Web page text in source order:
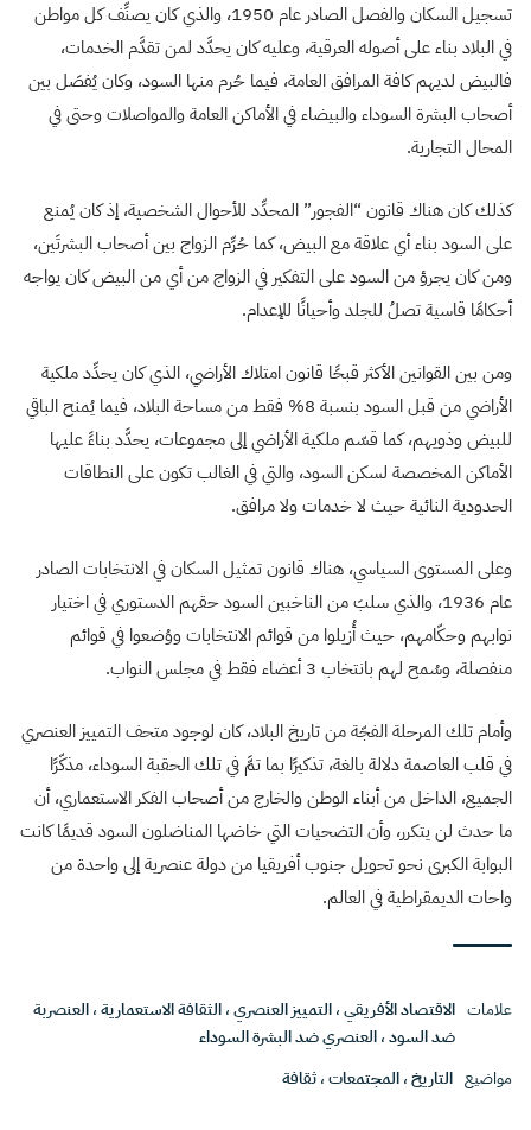
تسجيل السكان والفصل الصادر عام 1950، والذي كان يصنِّف كل مواطن
في البلاد بناء على أصوله العرقية، وعليه كان يحدَّد لمن تقدَّم الخدمات،
فالبيض لديهم كافة المرافق العامة، فيما حُرم منها السود، وكان يُفصَل بين
أصحاب البشرة السوداء والبيضاء في الأماكن العامة والمواصلات وحتى في
المحال التجارية.
كذلك كان هناك قانون “الفجور” المحدِّد للأحوال الشخصية، إذ كان يُمنع
على السود بناء أي علاقة مع البيض، كما حُرِّم الزواج بين أصحاب البشرتَين،
ومن كان يجرؤ من السود على التفكير في الزواج من أي من البيض كان يواجه
أحكامًا قاسية تصلُ للجلد وأحيانًا للإعدام.
ومن بين القوانين الأكثر قبحًا قانون امتلاك الأراضي، الذي كان يحدِّد ملكية
الأراضي من قبل السود بنسبة 8% فقط من مساحة البلاد، فيما يُمنح الباقي
للبيض وذويهم، كما قسّم ملكية الأراضي إلى مجموعات، يحدَّد بناءً عليها
الأماكن المخصصة لسكن السود، والتي في الغالب تكون على النطاقات
الحدودية النائية حيث لا خدمات ولا مرافق.
وعلى المستوى السياسي، هناك قانون تمثيل السكان في الانتخابات الصادر
عام 1936، والذي سلبَ من الناخبين السود حقهم الدستوري في اختيار
نوابهم وحكّامهم، حيث أُزيلوا من قوائم الانتخابات ووُضعوا في قوائم
منفصلة، وسُمح لهم بانتخاب 3 أعضاء فقط في مجلس النواب.
وأمام تلك المرحلة الفجّة من تاريخ البلاد، كان لوجود متحف التمييز العنصري
في قلب العاصمة دلالة بالغة، تذكيرًا بما تمَّ في تلك الحقبة السوداء، مذكّرًا
الجميع، الداخل من أبناء الوطن والخارج من أصحاب الفكر الاستعماري، أن
ما حدث لن يتكرر، وأن التضحيات التي خاضها المناضلون السود قديمًا كانت
البوابة الكبرى نحو تحويل جنوب أفريقيا من دولة عنصرية إلى واحدة من
واحات الديمقراطية في العالم.
علامات الاقتصاد الأفريقي،التمييز العنصري،الثقافة الاستعمارية،العنصربة
ضد السود،العنصري ضد البشرة السوداء
مواضيع التاريخ،المجتمعات،ثقافة